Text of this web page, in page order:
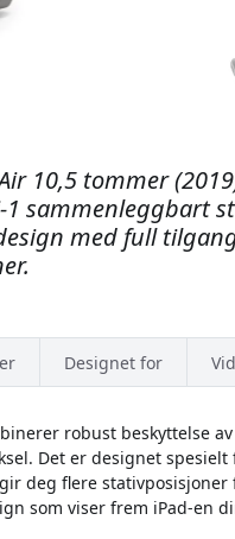
10,5 tommer
1 sammenleggbart
med full
Designet for
robust beskyttelse
Det er designet spesielt
deg flere stativposisjoner
som viser frem iPad-en